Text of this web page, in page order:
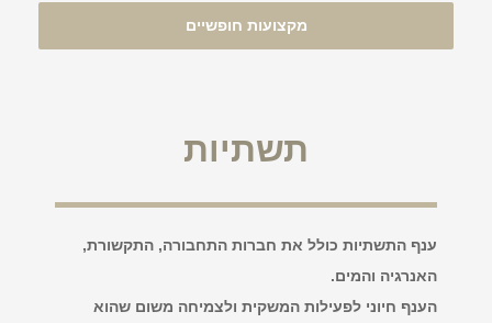
מקצועות חופשיים
תשתיות
ענף התשתיות כולל את חברות התחבורה, התקשורת,
האנרגיה והמים.
הענף חיוני לפעילות המשקית ולצמיחה משום שהוא